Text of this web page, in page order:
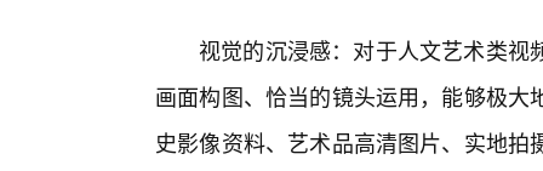
视觉的沉浸感：对于人文艺术类
画面构图、恰当的镜头运用，能够极
史影像资料、艺术品高清图片、实地